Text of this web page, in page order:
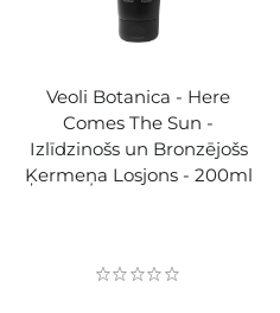
Veoli Botanica - Here
Comes The Sun -
Izlīdzinošs un Bronzējošs
Ķermeņa Losjons - 200ml